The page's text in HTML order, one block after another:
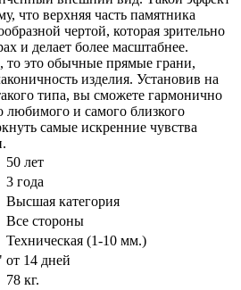
что верхняя часть памятника
чертой, которая зрительно
и делает более масштабнее.
то это обычные прямые грани,
изделия. Установив на
типа, вы сможете гармонично
и самого близкого
самые искренние чувства
50 лет
3 года
Высшая категория
Все стороны
Техническая (1-10 мм.)
от 14 дней
78 кг.